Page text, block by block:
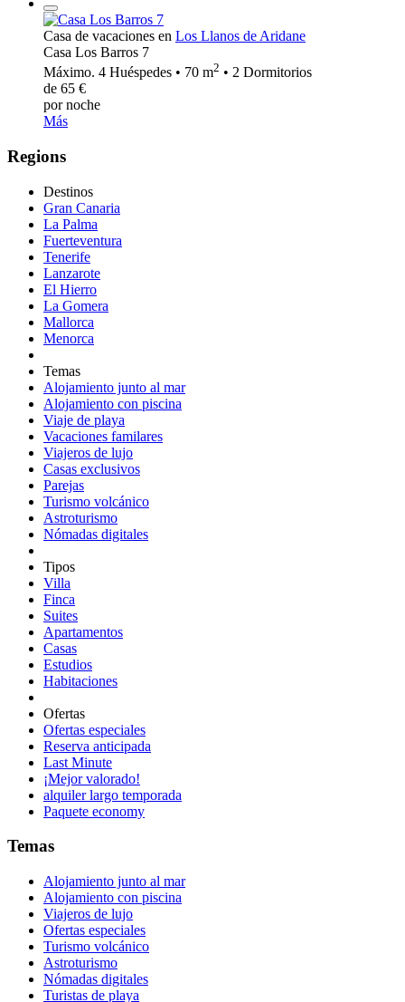
Casa de vacaciones en Los Llanos de Aridane
Casa Los Barros 7
Máximo. 4 Huéspedes • 70 m2 • 2 Dormitorios
de 65 €
por noche
Más
Regions
Destinos
Gran Canaria
La Palma
Fuerteventura
Tenerife
Lanzarote
El Hierro
La Gomera
Mallorca
Menorca
Temas
Alojamiento junto al mar
Alojamiento con piscina
Viaje de playa
Vacaciones familares
Viajeros de lujo
Casas exclusivos
Parejas
Turismo volcánico
Astroturismo
Nómadas digitales
Tipos
Villa
Finca
Suites
Apartamentos
Casas
Estudios
Habitaciones
Ofertas
Ofertas especiales
Reserva anticipada
Last Minute
¡Mejor valorado!
alquiler largo temporada
Paquete economy
Temas
Alojamiento junto al mar
Alojamiento con piscina
Viajeros de lujo
Ofertas especiales
Turismo volcánico
Astroturismo
Nómadas digitales
Turistas de playa